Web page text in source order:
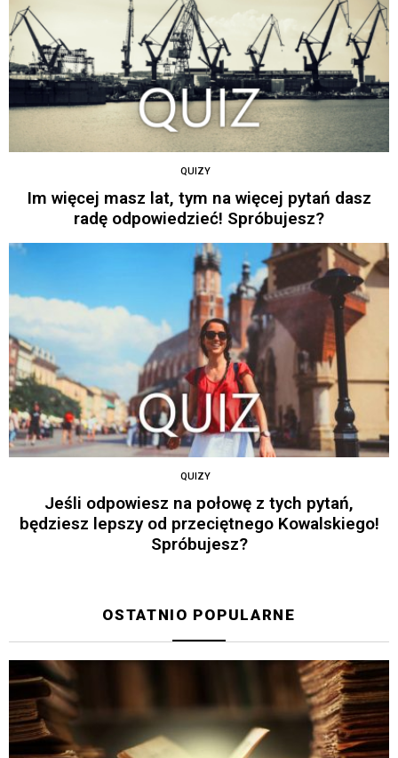
QUIZY
Im więcej masz lat, tym na więcej pytań dasz
radę odpowiedzieć! Spróbujesz?
QUIZY
Jeśli odpowiesz na połowę z tych pytań,
będziesz lepszy od przeciętnego Kowalskiego!
Spróbujesz?
OSTATNIO POPULARNE